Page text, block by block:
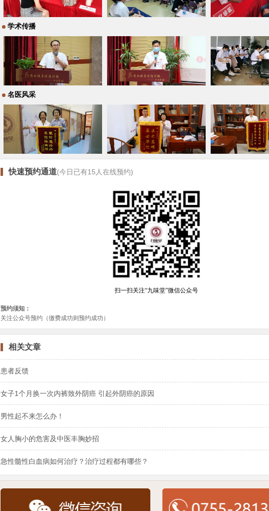
学术传播
名医风采
快速预约通道(今日已有15 人在线预约)
相关文章
患者反馈
女子1个月换一次内裤致外阴癌 引起外阴癌的原因
男性起不来怎么办！
女人胸小的危害及中医丰胸妙招
急性髓性白血病如何治疗？治疗过程都有哪些？